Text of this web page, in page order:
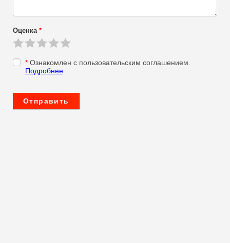
Оценка *
*Ознакомлен с пользовательским соглашением.
Подробнее
Отправить